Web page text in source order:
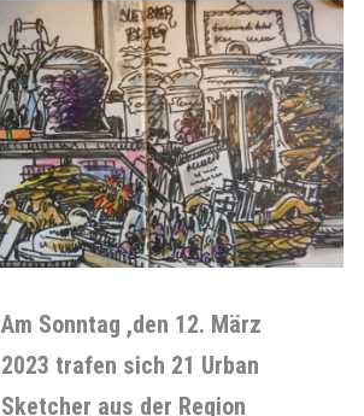
Am Sonntag ,den 12. März
2023 trafen sich 21 Urban
Sketcher aus der Region